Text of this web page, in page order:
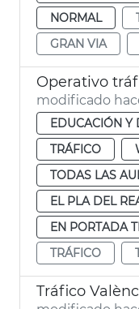
NORMAL
GRAN VIA
Operativo
modificado
EDUCACIÓN Y
TRÁFICO
TODAS LAS
EL PLA DEL
EN PORTADA
TRÁFICO
Tráfico